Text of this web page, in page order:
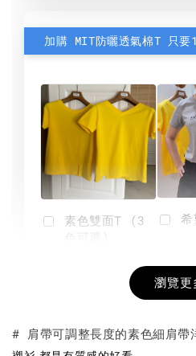
素色雙面T (3
+
希
NT$
瀏覽更
# 肩帶可調整長度的素色細肩帶